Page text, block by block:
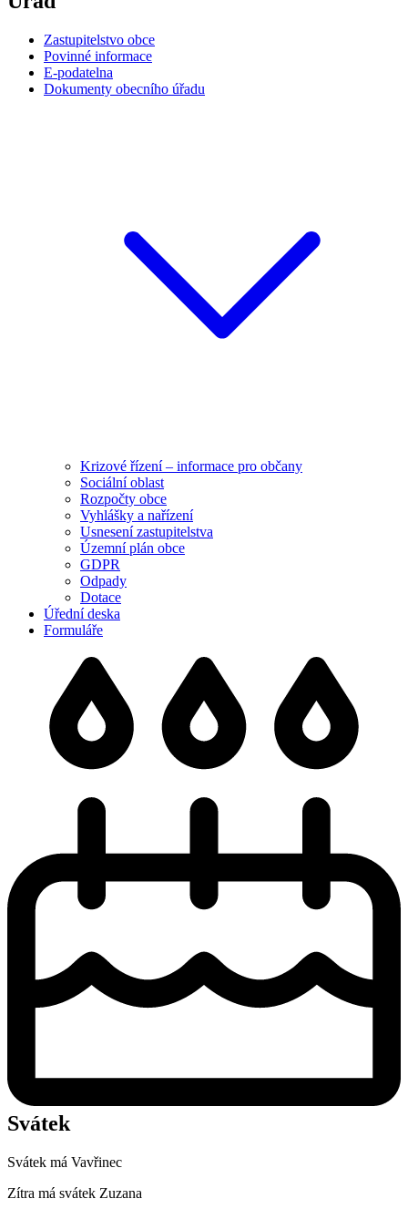
Zastupitelstvo obce
Povinné informace
E-podatelna
Dokumenty obecního úřadu
Krizové řízení – informace pro občany
Sociální oblast
Rozpočty obce
Vyhlášky a nařízení
Usnesení zastupitelstva
Územní plán obce
GDPR
Odpady
Dotace
Úřední deska
Formuláře
Svátek
Svátek má Vavřinec
Zítra má svátek Zuzana